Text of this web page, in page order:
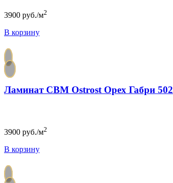
3900 руб./м2
В корзину
Ламинат CBM Ostrost Орех Габри 502
3900 руб./м2
В корзину